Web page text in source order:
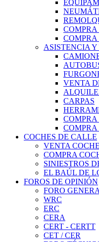
COMPRA
COMPRA
ASISTENCIA Y
VENTA
CARPAS
COCHES DE CALLE
VENTA
COMPRA
SINIESTROS
EL BAÚL DE
FOROS DE OPINIÓN
FORO
WRC
ERC
CERA
CERT - CERTT
CET / CER